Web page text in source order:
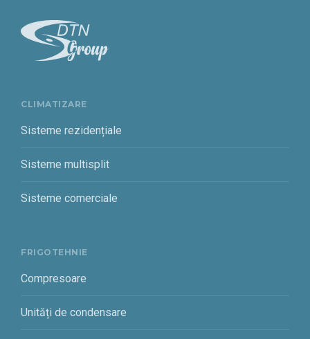
CLIMATIZARE
Sisteme rezidențiale
Sisteme multisplit
Sisteme comerciale
FRIGOTEHNIE
Compresoare
Unități de condensare